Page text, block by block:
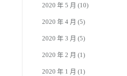
2020 年 5 月 (10)
2020 年 4 月 (5)
2020 年 3 月 (5)
2020 年 2 月 (1)
2020 年 1 月 (1)